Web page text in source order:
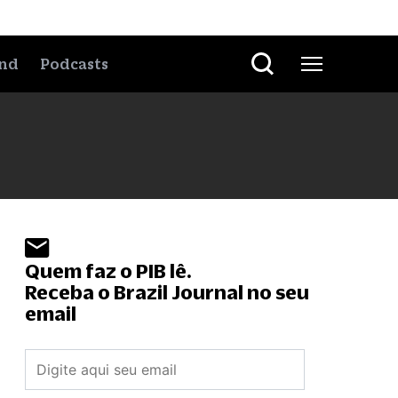
Podcasts
Quem faz o PIB lê.
Receba o Brazil Journal no seu
email